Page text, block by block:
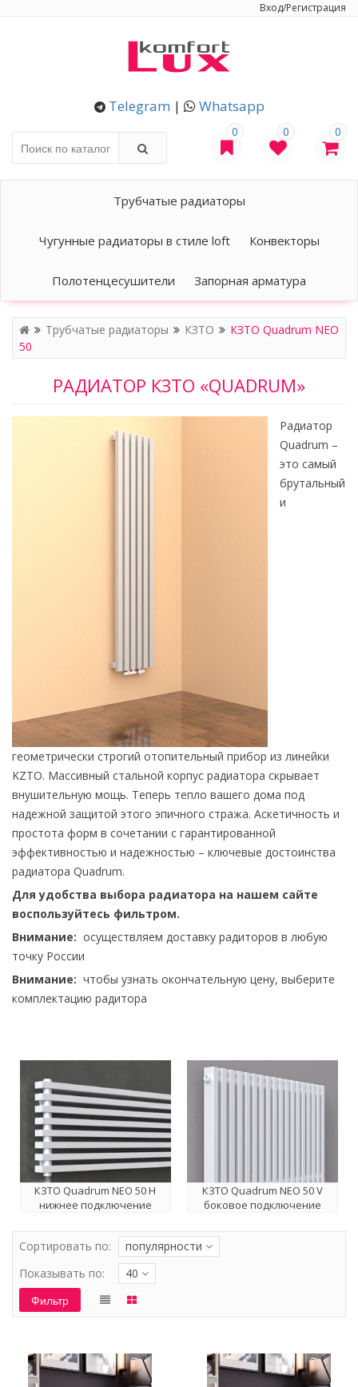
Вход/Регистрация
Telegram | Whatsapp
0 0 0
Трубчатые радиаторы
Чугунные радиаторы в стиле loft Конвекторы
Полотенцесушители Запорная арматура
Трубчатые радиаторы КЗТО
КЗТО Quadrum NEO
50
РАДИАТОР КЗТО «QUADRUM»
Радиатор
Quadrum –
это самый
брутальный
и
геометрически строгий отопительный прибор из линейки
KZTO. Массивный стальной корпус радиатора скрывает
внушительную мощь. Теперь тепло вашего дома под
надежной защитой этого эпичного стража. Аскетичность и
простота форм в сочетании с гарантированной
эффективностью и надежностью – ключевые достоинства
радиатора Quadrum.
Для удобства выбора радиатора на нашем сайте
воспользуйтесь фильтром.
Внимание: осуществляем доставку радиторов в любую
точку России
Внимание: чтобы узнать окончательную цену, выберите
комплектацию радитора
КЗТО Quadrum NEO 50 H
нижнее подключение
КЗТО Quadrum NEO 50 V
боковое подключение
Сортировать по:
популярности
Показывать по:
40
Фильтр